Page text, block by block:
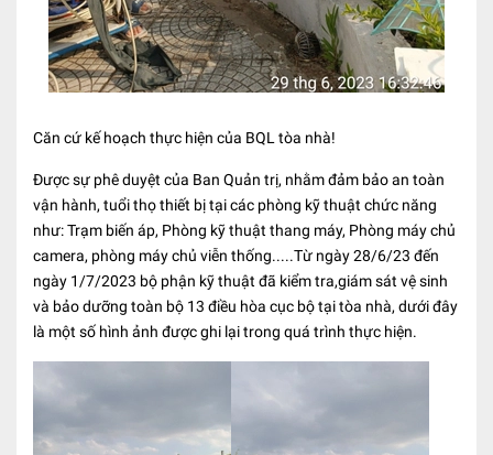
Căn cứ kế hoạch thực hiện của BQL tòa nhà!
Được sự phê duyệt của Ban Quản trị, nhằm đảm bảo an toàn
vận hành, tuổi thọ thiết bị tại các phòng kỹ thuật chức năng
như: Trạm biến áp, Phòng kỹ thuật thang máy, Phòng máy chủ
camera, phòng máy chủ viễn thống.....Từ ngày 28/6/23 đến
ngày 1/7/2023 bộ phận kỹ thuật đã kiểm tra,giám sát vệ sinh
và bảo dưỡng toàn bộ 13 điều hòa cục bộ tại tòa nhà, dưới đây
là một số hình ảnh được ghi lại trong quá trình thực hiện.